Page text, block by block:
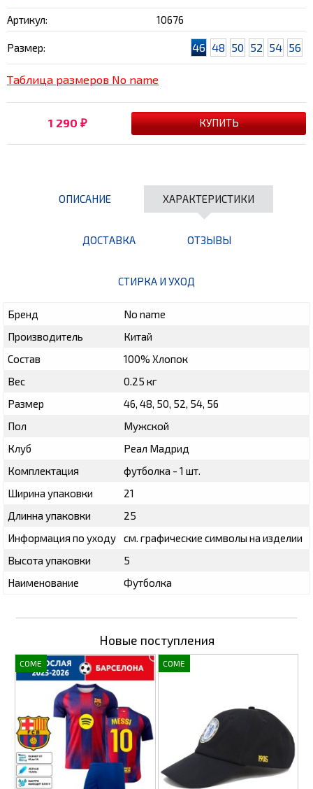
Артикул: 10676
Размер: 46 48 50 52 54 56
Таблица размеров No name
1 290 ₽
ОПИСАНИЕ ХАРАКТЕРИСТИКИ
ДОСТАВКА ОТЗЫВЫ
СТИРКА И УХОД
Бренд
No name
Производитель
Китай
Состав
100% Хлопок
Вес
0.25 кг
Размер
46, 48, 50, 52, 54, 56
Пол
Мужской
Клуб
Реал Мадрид
Комплектация
футболка - 1 шт.
Ширина упаковки
21
Длинна упаковки
25
Информация по уходу
см. графические символы на изделии
Высота упаковки
5
Наименование
Футболка
Новые поступления
COME COME